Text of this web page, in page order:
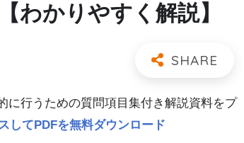
わかりやすく解説】
に行うための質問項目集付き解説資料をプ
してPDFを無料ダウンロード